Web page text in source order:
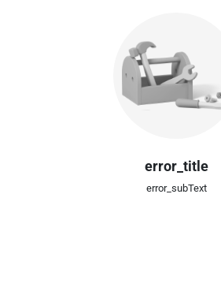
error_title
error_subText